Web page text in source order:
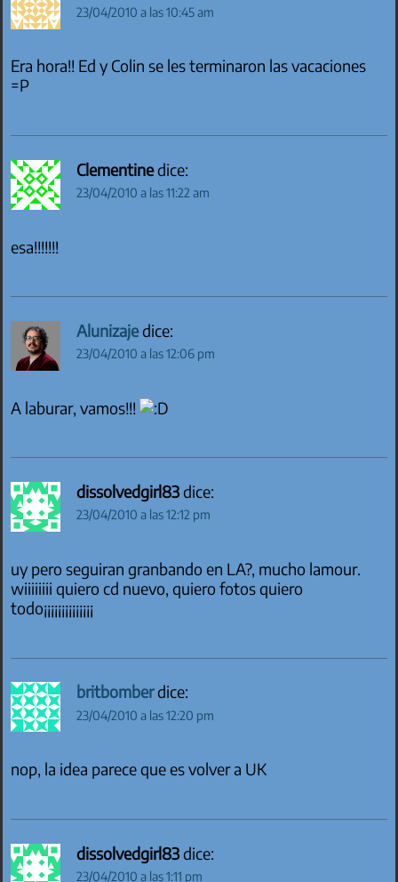
23/04/2010 a las 10:45 am
Era hora!! Ed y Colin se les terminaron las vacaciones
=P
Clementinedice:
23/04/2010 a las 11:22 am
esa!!!!!!!
Alunizajedice:
23/04/2010 a las 12:06 pm
A laburar, vamos!!!
dissolvedgirl83dice:
23/04/2010 a las 12:12 pm
uy pero seguiran granbando en LA?, mucho lamour.
wiiiiiiii quiero cd nuevo, quiero fotos quiero
todo¡¡¡¡¡¡¡¡¡¡¡¡¡¡
britbomberdice:
23/04/2010 a las 12:20 pm
nop, la idea parece que es volver a UK
dissolvedgirl83dice:
23/04/2010 a las 1:11 pm